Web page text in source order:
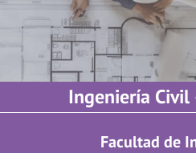
Ingeniería Civil
Facultad de